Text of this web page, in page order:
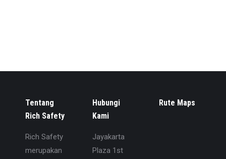
Tentang
Rich Safety
Rich Safety
merupakan
Hubungi
Kami
Jayakarta
Plaza 1st
Rute Maps